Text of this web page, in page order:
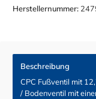
Herstellernummer:
Beschreibung
CPC Fußventil mit
/ Bodenventil mit